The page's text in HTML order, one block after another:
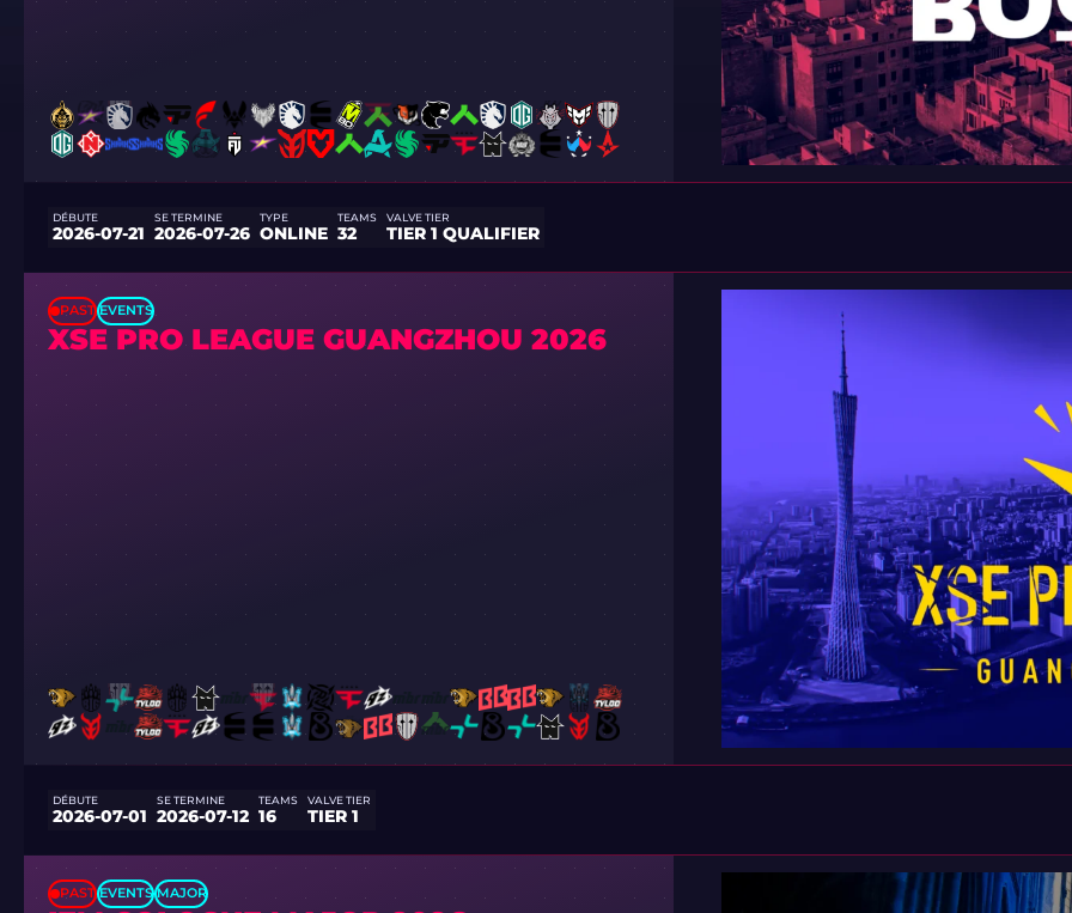
DÉBUTE
2026-07-21
SE TERMINE
2026-07-26
TYPE
ONLINE
TEAMS
32
VALVE TIER
TIER 1 QUALIFIER
PAST EVENTS
XSE PRO LEAGUE GUANGZHOU 2026
DÉBUTE
2026-07-01
SE TERMINE
2026-07-12
TEAMS
16
VALVE TIER
TIER 1
PAST EVENTS MAJOR